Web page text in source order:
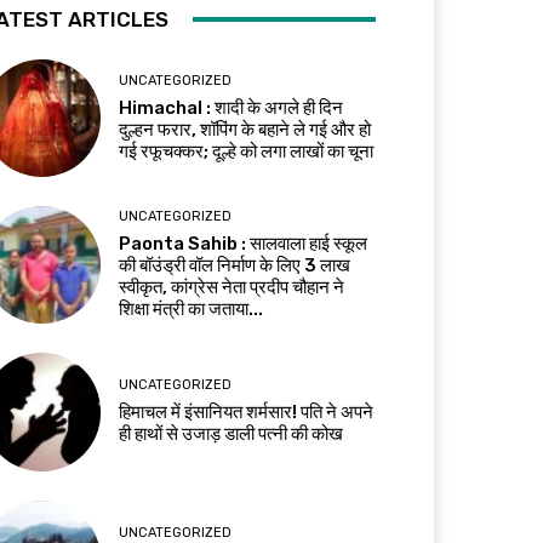
ARTICLES
UNCATEGORIZED
Himachal : शादी के अगले ही दिन
दुल्हन फरार, शॉपिंग के बहाने ले गई और हो
गई रफूचक्कर; दूल्हे को लगा लाखों का चूना
UNCATEGORIZED
Paonta Sahib : सालवाला हाई स्कूल
की बॉउंड्री वॉल निर्माण के लिए ₹3 लाख
स्वीकृत, कांग्रेस नेता प्रदीप चौहान ने
शिक्षा मंत्री का जताया...
UNCATEGORIZED
हिमाचल में इंसानियत शर्मसार! पति ने अपने
ही हाथों से उजाड़ डाली पत्नी की कोख
UNCATEGORIZED